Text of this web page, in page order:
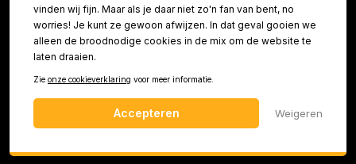
Referenties
Vacatures
Teamviewer
© 2026 GISB bv. Alle rechten voorbehouden
vinden wij fijn. Maar als je daar niet zo'n fan van bent, no
worries! Je kunt ze gewoon afwijzen. In dat geval gooien we
alleen de broodnodige cookies in de mix om de website te
laten draaien.
Zie onze cookieverklaring voor meer informatie.
Accepteren Weigeren